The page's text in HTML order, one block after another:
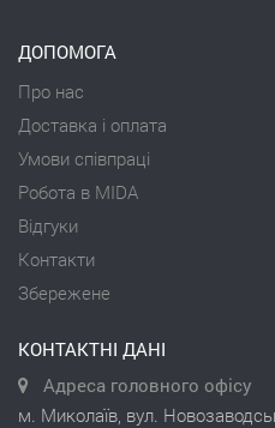
ДОПОМОГА
Про нас
Доставка і оплата
Умови співпраці
Робота в MIDA
Відгуки
Контакти
Збережене
КОНТАКТНІ ДАНІ
Адреса головного офісу
м. Миколаїв, вул.